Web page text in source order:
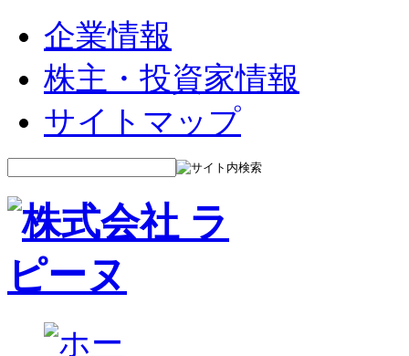
企業情報
株主・投資家情報
サイトマップ